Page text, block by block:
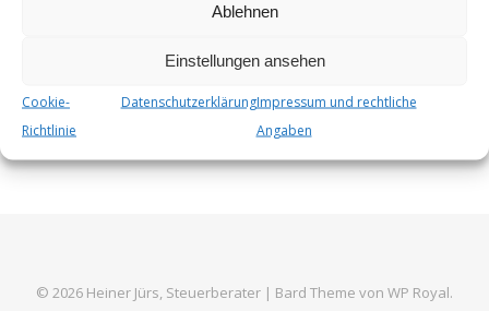
Ablehnen
Einstellungen ansehen
Cookie-
Richtlinie
DatenschutzerklärungImpressum und rechtliche
Angaben
© 2026 Heiner Jürs, Steuerberater | Bard Theme von WP Royal.